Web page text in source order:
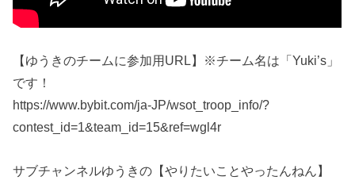
【ゆうきのチームに参加用URL】※チーム名は「Yuki’s」
です！
https://www.bybit.com/ja-JP/wsot_troop_info/?
contest_id=1&team_id=15&ref=wgl4r
サブチャンネルゆうきの【やりたいことやったんねん】